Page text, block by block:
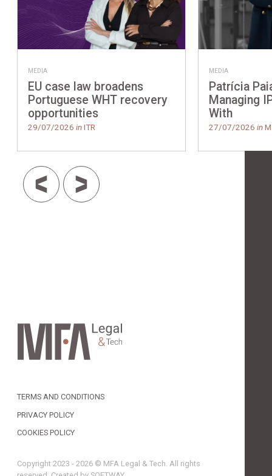
MEDIA
EU case law broadens
Portuguese WHT recovery
opportunities
29/07/2026 inITR
MEDIA
Patrícia
Managing
With
27/07/2026 in
TERMS AND CONDITIONS
PRIVACY POLICY
COOKIES POLICY
Copyright 2023 - 2026 © MFA Legal & Tech. All rights